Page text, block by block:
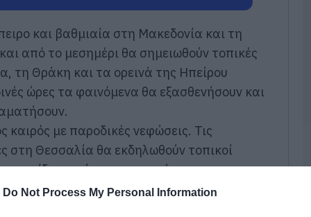
Do Not Process My Personal Information
και βαθμιαία στη Μακεδονία και τη
από το μεσημέρι θα σημειωθούν τοπικές
τη Θράκη και τα ορεινά της Ηπείρου
ώρες τα φαινόμενα θα εξασθενήσουν και
καιρός με παροδικές νεφώσεις. Τις
στη Θεσσαλία θα εκδηλωθούν τοπικοί
κυρίως στα ορεινά.
θα είναι περιορισμένη και πιθανώς